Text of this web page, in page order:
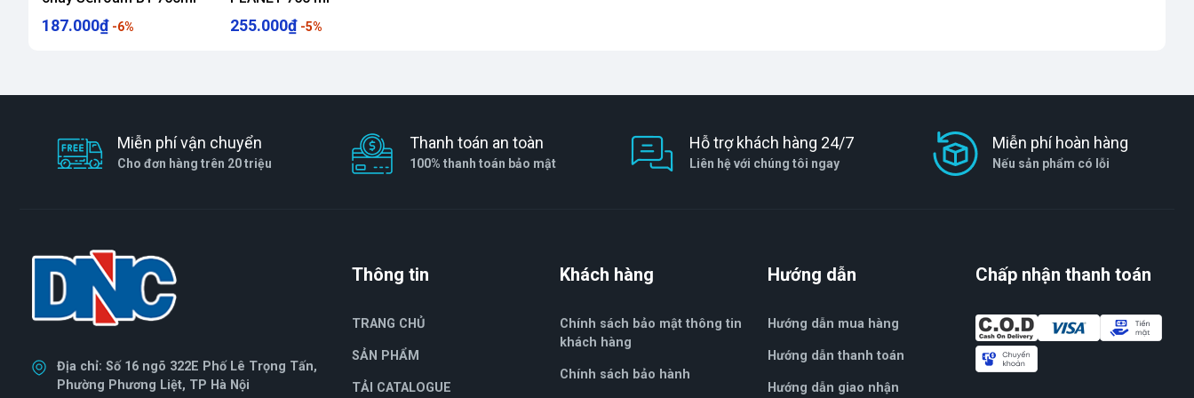
- Độ dãn nở sau khi đóng rắn: Không
- Màu sắc: Màu đỏ nhạt
- Ngăn lửa đến 240 phút, xem bảng thông số kỹ thuật
- Bịt kín và ngăn ngừa hiệu quả sự xâm nhập của khói và khí cháy.
- Bám dính tuyệt vời lên hầu hết các loại bề mặt (trừ lớp chống dính, PE, PP)
187.000₫ -6% 255.000₫ -5%
Miễn phí vận chuyển
Cho đơn hàng trên 20 triệu
Thanh toán an toàn
100% thanh toán bảo mật
Hỗ trợ khách hàng 24/7
Liên hệ với chúng tôi ngay
Miễn phí hoàn hàng
Nếu sản phẩm có lỗi
Địa chỉ: Số 16 ngõ 322E Phố Lê Trọng Tấn,
Phường Phương Liệt, TP Hà Nội
Thông tin
TRANG CHỦ
SẢN PHẨM
TẢI CATALOGUE
Khách hàng
Chính sách bảo mật thông tin
khách hàng
Chính sách bảo hành
Hướng dẫn
Hướng dẫn mua hàng
Hướng dẫn thanh toán
Hướng dẫn giao nhận
Chấp nhận thanh toán